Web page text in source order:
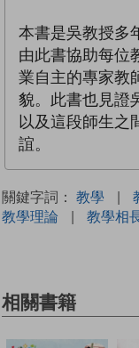
本書是吳教授多
由此書協助每位
業自主的專家教
貌。此書也見證
以及這段師生之
誼。
關鍵字詞： 教學 |
教學理論
| 教學相
相關書籍